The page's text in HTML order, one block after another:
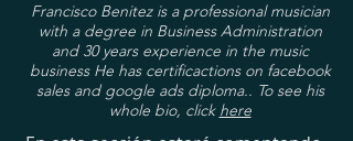
Francisco Benitez is a professional musician
with a degree in Business Administration
and 30 years experience in the music
business He has certificactions on facebook
sales and google ads diploma.. To see his
whole bio, click here